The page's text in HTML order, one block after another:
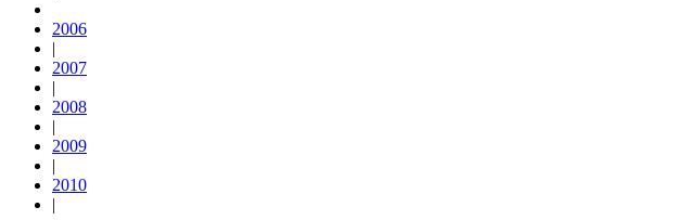
2006
|
2007
|
2008
|
2009
|
2010
|